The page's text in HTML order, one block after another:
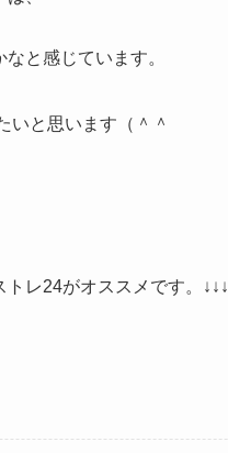
と感じています。
いと思います（＾＾
レ24がオススメです。↓↓↓